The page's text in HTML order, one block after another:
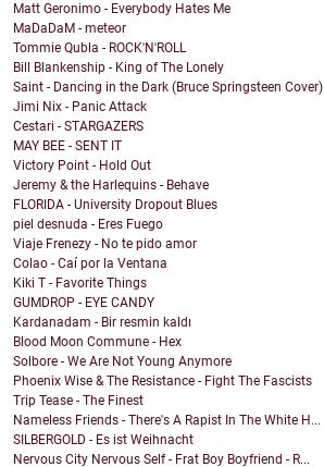
Matt Geronimo - Everybody Hates Me
MaDaDaM - meteor
Tommie Qubla - ROCK'N'ROLL
Bill Blankenship - King of The Lonely
Saint - Dancing in the Dark (Bruce Springsteen Cover)
Jimi Nix - Panic Attack
Cestari - STARGAZERS
MAY BEE - SENT IT
Victory Point - Hold Out
Jeremy & the Harlequins - Behave
FLORIDA - University Dropout Blues
piel desnuda - Eres Fuego
Viaje Frenezy - No te pido amor
Colao - Caí por la Ventana
Kiki T - Favorite Things
GUMDROP - EYE CANDY
Kardanadam - Bir resmin kaldı
Blood Moon Commune - Hex
Solbore - We Are Not Young Anymore
Phoenix Wise & The Resistance - Fight The Fascists
Trip Tease - The Finest
Nameless Friends - There's A Rapist In The White H...
SILBERGOLD - Es ist Weihnacht
Nervous City Nervous Self - Frat Boy Boyfriend - R...